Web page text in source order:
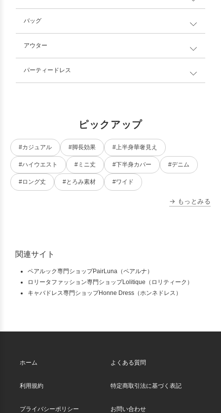
バッグ
アウター
パーティードレス
ピックアップ
#カジュアル #脚長効果 #上半身華奢見え
#ハイウエスト #ミニ丈 #下半身カバー #デニム
#ロング丈 #とろみ素材 #ワイド
→ もっとみる
関連サイト
ペアルック専門ショップPairLuna（ペアルナ）
ロリータファッション専門ショップLolitique（ロリティーク）
キャバドレス専門ショップHonne Dress（ホンネドレス）
ホーム よくある質問
利用規約 特定商取引法に基づく表記
プライバシーポリシー お問い合わせ